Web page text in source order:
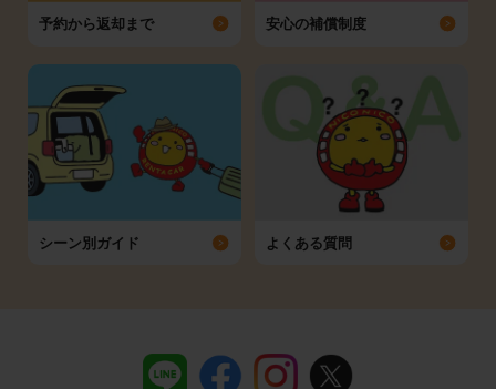
予約から返却まで 安心の補償制度
シーン別ガイド よくある質問